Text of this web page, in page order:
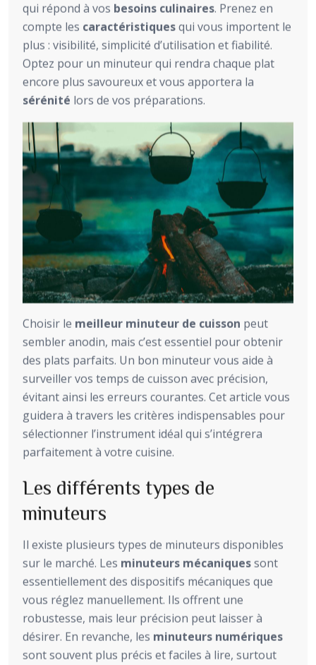
qui répond à vos besoins culinaires. Prenez en
compte les caractéristiquesqui vous importent le
plus : visibilité, simplicité d’utilisation et fiabilité.
Optez pour un minuteur qui rendra chaque plat
encore plus savoureux et vous apportera la
sérénité lors de vos préparations.
Choisir le meilleur minuteur de cuisson peut
sembler anodin, mais c’est essentiel pour obtenir
des plats parfaits. Un bon minuteur vous aide à
surveiller vos temps de cuisson avec précision,
évitant ainsi les erreurs courantes. Cet article vous
guidera à travers les critères indispensables pour
sélectionner l’instrument idéal qui s’intégrera
parfaitement à votre cuisine.
Les différents types de
minuteurs
Il existe plusieurs types de minuteurs disponibles
sur le marché. Les minuteurs mécaniquessont
essentiellement des dispositifs mécaniques que
vous réglez manuellement. Ils offrent une
robustesse, mais leur précision peut laisser à
désirer. En revanche, les minuteurs numériques
sont souvent plus précis et faciles à lire, surtout